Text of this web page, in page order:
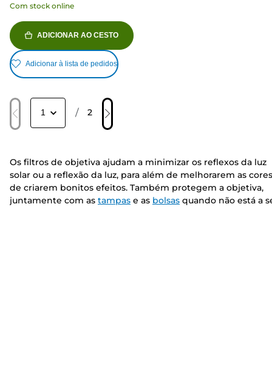
Com stock online
ADICIONAR AO CESTO
Adicionar à lista de pedidos
/ 2
Os filtros de objetiva ajudam a minimizar os reflexos da luz
solar ou a reflexão da luz, para além de melhorarem as
de criarem bonitos efeitos. Também protegem a objetiva,
juntamente com as tampas e as bolsas quando não está a